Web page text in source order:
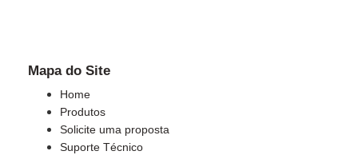
Mapa do Site
Home
Produtos
Solicite uma proposta
Suporte Técnico